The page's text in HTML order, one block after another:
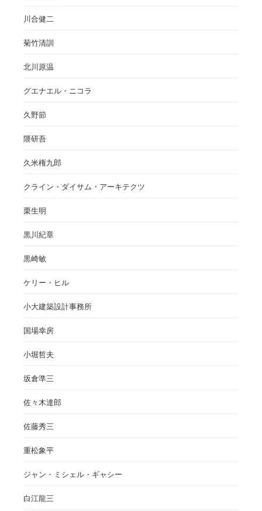
川合健二
菊竹清訓
北川原温
グエナエル・ニコラ
久野節
隈研吾
久米権九郎
クライン・ダイサム・アーキテクツ
栗生明
黒川紀章
黒崎敏
ケリー・ヒル
小大建築設計事務所
国場幸房
小堀哲夫
坂倉準三
佐々木達郎
佐藤秀三
重松象平
ジャン・ミシェル・ギャシー
白江龍三